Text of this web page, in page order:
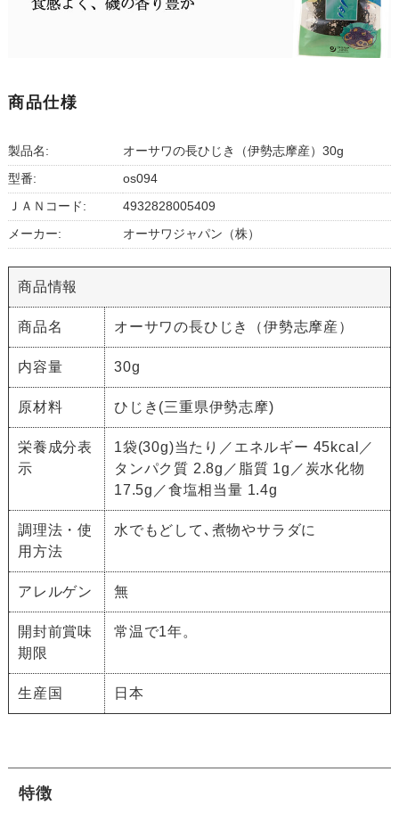
商品仕様
製品名: オーサワの長ひじき（伊勢志摩産）30g
型番: os094
ＪＡＮコード: 4932828005409
メーカー: オーサワジャパン（株）
商品情報
商品名 オーサワの長ひじき（伊勢志摩産）
内容量 30g
原材料 ひじき(三重県伊勢志摩)
栄養成分表
示
1袋(30g)当たり／エネルギー 45kcal／
タンパク質 2.8g／脂質 1g／炭水化物
17.5g／食塩相当量 1.4g
調理法・使
用方法
水でもどして､煮物やサラダに
アレルゲン 無
開封前賞味
期限
常温で1年。
生産国 日本
特徴